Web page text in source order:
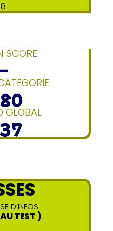
8
SCORE
GLOBAL
D’INFOS
TEST )